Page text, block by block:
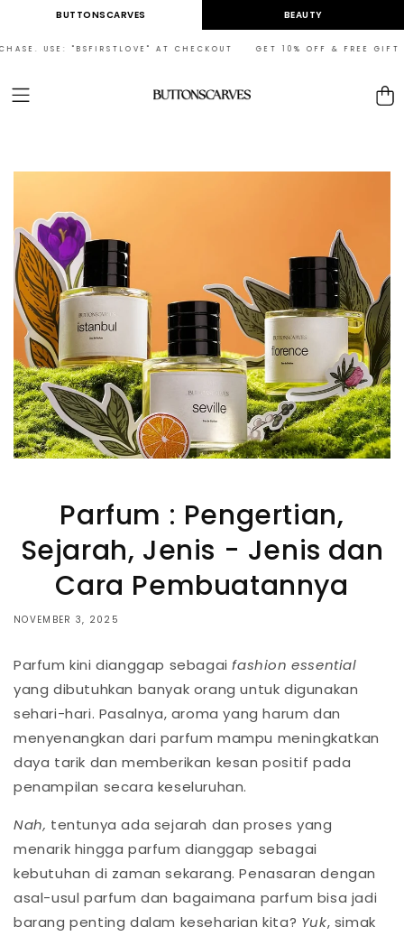
Skip toBUTTONSCARVES BEAUTY
"BSFIRSTLOVE" AT CHECKOUT GET 10% OFF & FREE GIFT ON
Cart
Parfum : Pengertian,
Sejarah, Jenis - Jenis dan
Cara Pembuatannya
NOVEMBER 3, 2025
Parfum kini dianggap sebagai fashion essential
yang dibutuhkan banyak orang untuk digunakan
sehari-hari. Pasalnya, aroma yang harum dan
menyenangkan dari parfum mampu meningkatkan
daya tarik dan memberikan kesan positif pada
penampilan secara keseluruhan.
Nah, tentunya ada sejarah dan proses yang
menarik hingga parfum dianggap sebagai
kebutuhan di zaman sekarang. Penasaran dengan
asal-usul parfum dan bagaimana parfum bisa jadi
barang penting dalam keseharian kita? Yuk, simak